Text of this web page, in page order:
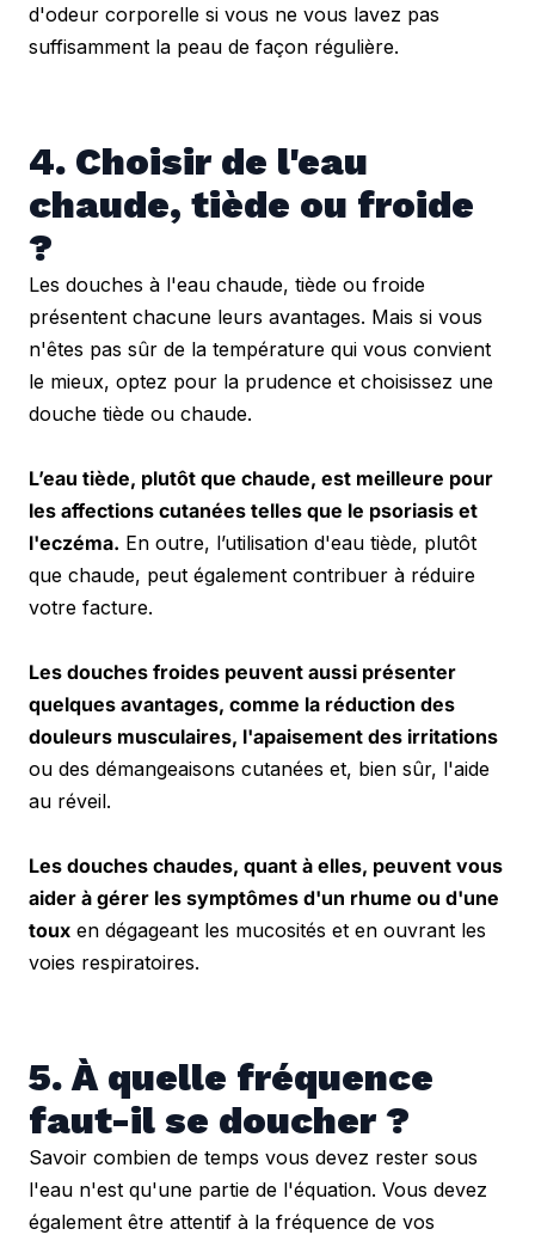
d'odeur corporelle si vous ne vous lavez pas
suffisamment la peau de façon régulière.
4. Choisir de l'eau
chaude, tiède ou froide
?
Les douches à l'eau chaude, tiède ou froide
présentent chacune leurs avantages. Mais si vous
n'êtes pas sûr de la température qui vous convient
le mieux, optez pour la prudence et choisissez une
douche tiède ou chaude.
L’eau tiède, plutôt que chaude, est meilleure pour
les affections cutanées telles que le psoriasis et
l'eczéma. En outre, l’utilisation d'eau tiède, plutôt
que chaude, peut également contribuer à réduire
votre facture.
Les douches froides peuvent aussi présenter
quelques avantages, comme la réduction des
ou des démangeaisons cutanées et, bien sûr, l'aide
au réveil.
Les douches chaudes, quant à elles, peuvent vous
aider à gérer les symptômes d'un rhume ou d'une
toux en dégageant les mucosités et en ouvrant les
voies respiratoires.
5. À quelle fréquence
faut-il se doucher ?
Savoir combien de temps vous devez rester sous
l'eau n'est qu'une partie de l'équation. Vous devez
également être attentif à la fréquence de vos